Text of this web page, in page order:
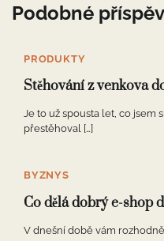
Podobné
PRODUKTY
Stěhování z venkova
Je to už spousta let, co jsem
přestěhoval […]
BYZNYS
Co dělá dobrý e-shop
V dnešní době vám